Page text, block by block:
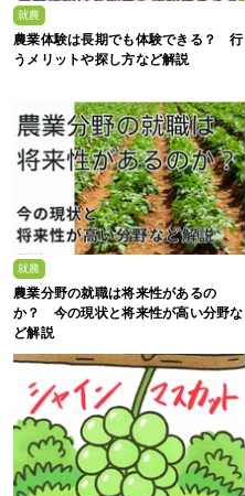
就農
農業体験は長期でも体験できる？ 行
うメリットや探し方など解説
就農
農業分野の就職は将来性があるの
か？ 今の現状と将来性が高い分野な
ど解説